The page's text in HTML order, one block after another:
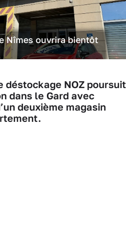
Nîmes ouvrira bientôt
déstockage NOZ poursuit
dans le Gard avec
deuxième magasin